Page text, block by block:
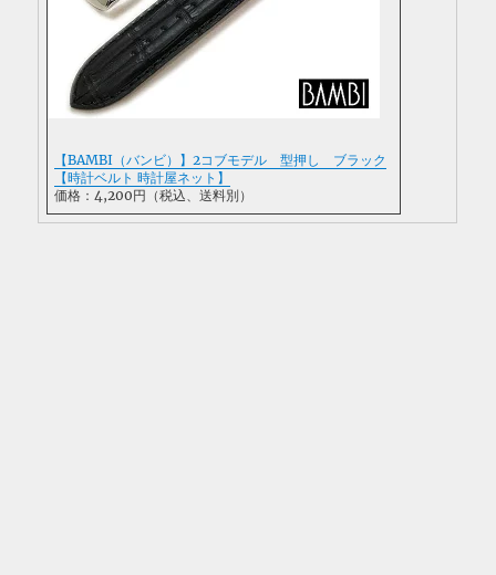
【BAMBI（バンビ）】2コブモデル 型押し ブラック
【時計ベルト 時計屋ネット】
価格：4,200円（税込、送料別）